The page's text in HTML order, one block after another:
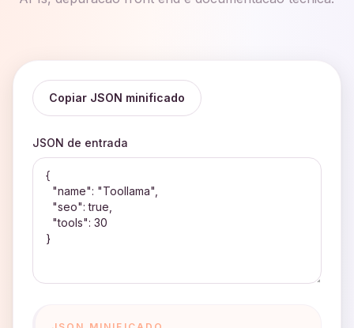
Copiar JSON minificado
JSON de entrada